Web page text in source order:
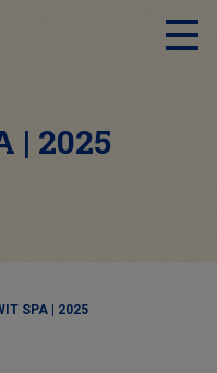
| 2025
SPA | 2025